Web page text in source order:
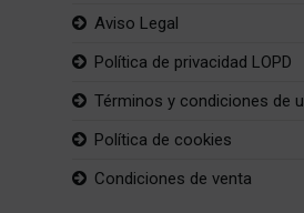
Aviso Legal
Política de privacidad LOPD
Términos y condiciones de
Política de cookies
Condiciones de venta